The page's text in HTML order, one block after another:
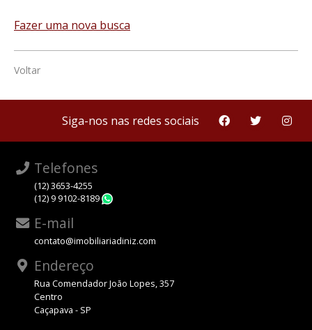
Fazer uma nova busca
Voltar
Siga-nos nas redes sociais
Telefones
(12) 3653-4255
(12) 9 9102-8189
E-mail
contato@imobiliariadiniz.com
Endereço
Rua Comendador João Lopes, 357
Centro
Caçapava - SP